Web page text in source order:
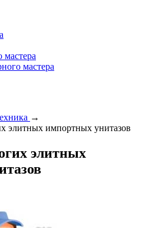
мастера
→
элитных импортных унитазов
элитных